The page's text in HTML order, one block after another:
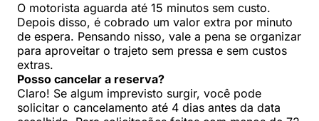
O motorista aguarda até 15 minutos sem custo.
Depois disso, é cobrado um valor extra por minuto
de espera. Pensando nisso, vale a pena se organizar
para aproveitar o trajeto sem pressa e sem custos
extras.
Posso cancelar a reserva?
Claro! Se algum imprevisto surgir, você pode
solicitar o cancelamento até 4 dias antes da data